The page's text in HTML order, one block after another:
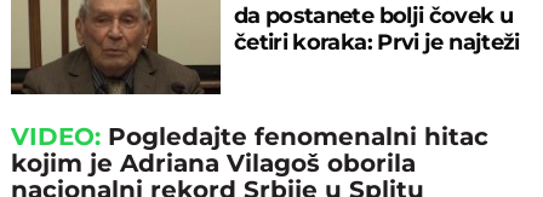
da postanete bolji čovek u
četiri koraka: Prvi je najteži
VIDEO: Pogledajte fenomenalni hitac
kojim je Adriana Vilagoš oborila
nacionalni rekord Srbije u Splitu